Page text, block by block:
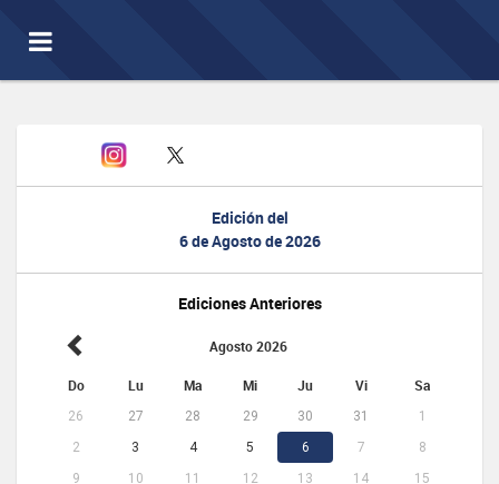
Toggle
navigation
Edición del
6 de Agosto de 2026
Ediciones Anteriores
Agosto 2026
Do Lu Ma Mi Ju Vi Sa
26 27 28 29 30 31
1
2
3 4 5 6 7
8
9
10 11 12 13 14
15